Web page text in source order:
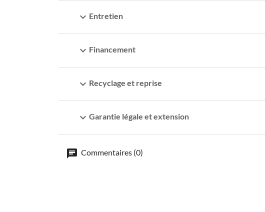
expand_more Entretien
expand_more Financement
expand_more Recyclage et reprise
expand_more Garantie légale et extension
Commentaires (0)